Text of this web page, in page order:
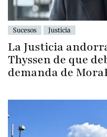
Sucesos Justicia
La Justicia
Thyssen de que
demanda de